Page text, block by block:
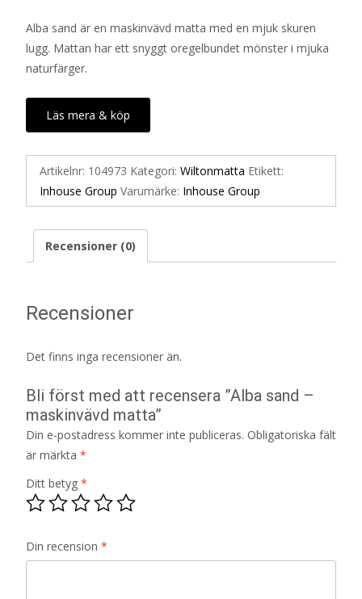
Alba sand är en maskinvävd matta med en mjuk skuren
lugg. Mattan har ett snyggt oregelbundet mönster i mjuka
naturfärger.
Läs mera & köp
Artikelnr: 104973 Kategori: Wiltonmatta Etikett:
Inhouse Group Varumärke: Inhouse Group
Recensioner (0)
Recensioner
Det finns inga recensioner än.
Bli först med att recensera ”Alba sand –
maskinvävd matta”
Din e-postadress kommer inte publiceras. Obligatoriska fält
är märkta *
Ditt betyg *
Din recension *